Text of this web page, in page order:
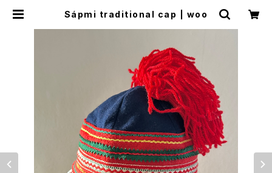
Sápmi traditional cap | woo